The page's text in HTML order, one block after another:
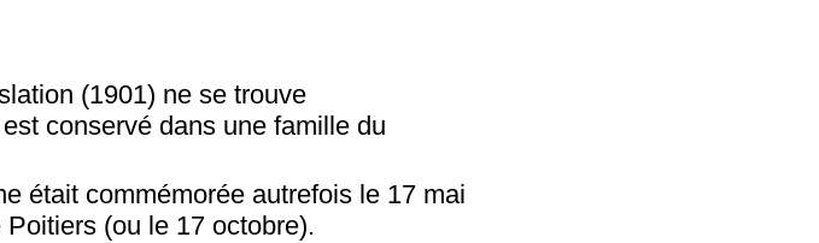
(1901) ne se trouve
conservé dans une famille du
était commémorée autrefois le 17 mai
(ou le 17 octobre).